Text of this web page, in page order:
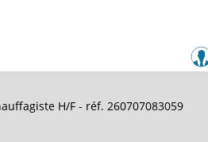
H/F - réf. 260707083059